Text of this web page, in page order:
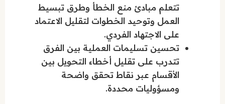
تتعلم مبادئ منع الخطأ وطرق تبسيط
العمل وتوحيد الخطوات لتقليل الاعتماد
على الاجتهاد الفردي.
تحسين تسليمات العملية بين الفرق
تتدرب على تقليل أخطاء التحويل بين
الأقسام عبر نقاط تحقق واضحة
ومسؤوليات محددة.